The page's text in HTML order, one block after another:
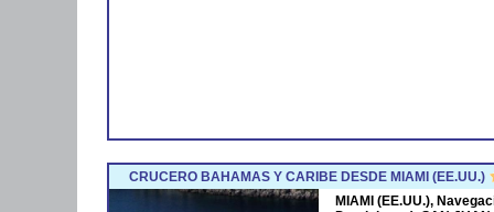
CRUCERO BAHAMAS Y CARIBE DESDE MIAMI (EE.UU.)
MIAMI (EE.UU.),